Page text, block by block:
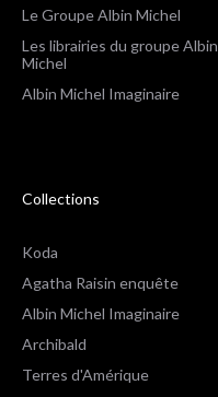
Le Groupe Albin Michel
Les librairies du groupe Albin
Michel
Albin Michel Imaginaire
Collections
Koda
Agatha Raisin enquête
Albin Michel Imaginaire
Archibald
Terres d'Amérique